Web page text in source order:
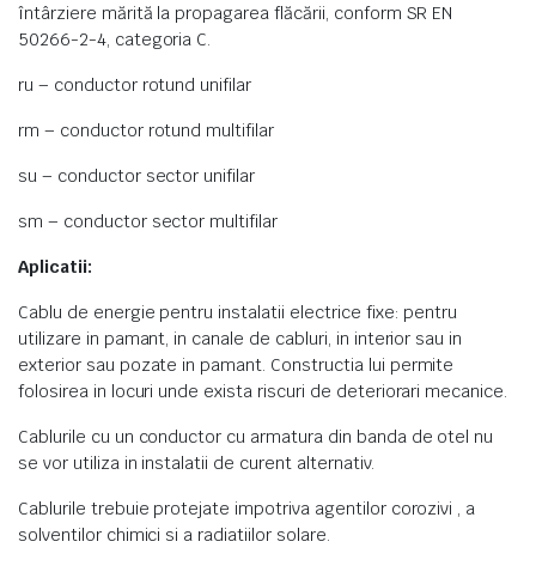
întârziere mărită la propagarea flăcării, conform SR EN
50266-2-4, categoria C.
ru – conductor rotund unifilar
rm – conductor rotund multifilar
su – conductor sector unifilar
sm – conductor sector multifilar
Aplicatii:
Cablu de energie pentru instalatii electrice fixe: pentru
utilizare in pamant, in canale de cabluri, in interior sau in
exterior sau pozate in pamant. Constructia lui permite
folosirea in locuri unde exista riscuri de deteriorari mecanice.
Cablurile cu un conductor cu armatura din banda de otel nu
se vor utiliza in instalatii de curent alternativ.
Cablurile trebuie protejate impotriva agentilor corozivi , a
solventilor chimici si a radiatiilor solare.